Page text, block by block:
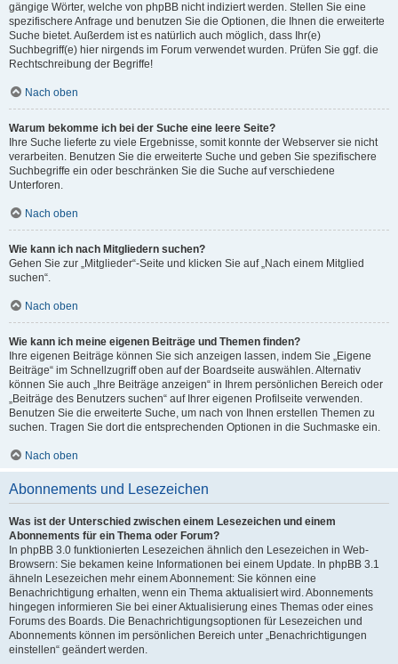
gängige Wörter, welche von phpBB nicht indiziert werden. Stellen Sie eine
spezifischere Anfrage und benutzen Sie die Optionen, die Ihnen die erweiterte
Suche bietet. Außerdem ist es natürlich auch möglich, dass Ihr(e)
Suchbegriff(e) hier nirgends im Forum verwendet wurden. Prüfen Sie ggf. die
Rechtschreibung der Begriffe!
Nach oben
Warum bekomme ich bei der Suche eine leere Seite?
Ihre Suche lieferte zu viele Ergebnisse, somit konnte der Webserver sie nicht
verarbeiten. Benutzen Sie die erweiterte Suche und geben Sie spezifischere
Suchbegriffe ein oder beschränken Sie die Suche auf verschiedene
Unterforen.
Nach oben
Wie kann ich nach Mitgliedern suchen?
Gehen Sie zur „Mitglieder“-Seite und klicken Sie auf „Nach einem Mitglied
suchen“.
Nach oben
Wie kann ich meine eigenen Beiträge und Themen finden?
Ihre eigenen Beiträge können Sie sich anzeigen lassen, indem Sie „Eigene
Beiträge“ im Schnellzugriff oben auf der Boardseite auswählen. Alternativ
können Sie auch „Ihre Beiträge anzeigen“ in Ihrem persönlichen Bereich oder
„Beiträge des Benutzers suchen“ auf Ihrer eigenen Profilseite verwenden.
Benutzen Sie die erweiterte Suche, um nach von Ihnen erstellen Themen zu
suchen. Tragen Sie dort die entsprechenden Optionen in die Suchmaske ein.
Nach oben
Abonnements und Lesezeichen
Was ist der Unterschied zwischen einem Lesezeichen und einem
Abonnements für ein Thema oder Forum?
In phpBB 3.0 funktionierten Lesezeichen ähnlich den Lesezeichen in Web-
Browsern: Sie bekamen keine Informationen bei einem Update. In phpBB 3.1
ähneln Lesezeichen mehr einem Abonnement: Sie können eine
Benachrichtigung erhalten, wenn ein Thema aktualisiert wird. Abonnements
hingegen informieren Sie bei einer Aktualisierung eines Themas oder eines
Forums des Boards. Die Benachrichtigungsoptionen für Lesezeichen und
Abonnements können im persönlichen Bereich unter „Benachrichtigungen
einstellen“ geändert werden.